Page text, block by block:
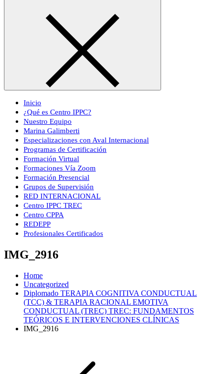
Inicio
¿Qué es Centro IPPC?
Nuestro Equipo
Marina Galimberti
Especializaciones con Aval Internacional
Programas de Certificación
Formación Virtual
Formaciones Vía Zoom
Formación Presencial
Grupos de Supervisión
RED INTERNACIONAL
Centro IPPC TREC
Centro CPPA
REDEPP
Profesionales Certificados
IMG_2916
Home
Uncategorized
Diplomado TERAPIA COGNITIVA CONDUCTUAL
(TCC) & TERAPIA RACIONAL EMOTIVA
CONDUCTUAL (TREC) TREC: FUNDAMENTOS
TEÓRICOS E INTERVENCIONES CLÍNICAS
IMG_2916